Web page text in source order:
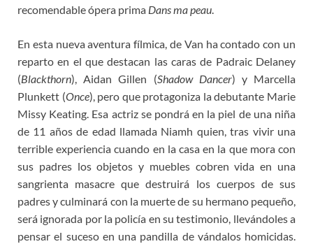
recomendable ópera prima Dans ma peau.
En esta nueva aventura fílmica, de Van ha contado con un
reparto en el que destacan las caras de Padraic Delaney
(Blackthorn), Aidan Gillen (Shadow Dancer) y Marcella
Plunkett (Once), pero que protagoniza la debutante Marie
Missy Keating. Esa actriz se pondrá en la piel de una niña
de 11 años de edad llamada Niamh quien, tras vivir una
terrible experiencia cuando en la casa en la que mora con
sus padres los objetos y muebles cobren vida en una
sangrienta masacre que destruirá los cuerpos de sus
padres y culminará con la muerte de su hermano pequeño,
será ignorada por la policía en su testimonio, llevándoles a
pensar el suceso en una pandilla de vándalos homicidas.